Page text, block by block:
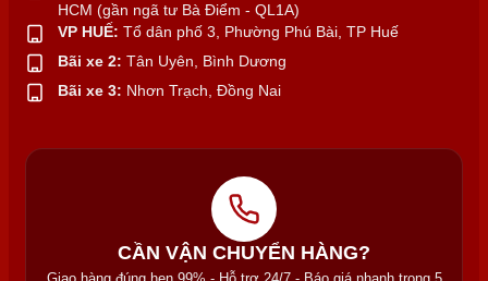
HCM (gần ngã tư Bà Điểm - QL1A)
VP HUẾ: Tổ dân phố 3, Phường Phú Bài, TP Huế
Bãi xe 2: Tân Uyên, Bình Dương
Bãi xe 3: Nhơn Trạch, Đồng Nai
CẦN VẬN CHUYỂN HÀNG?